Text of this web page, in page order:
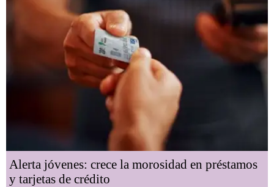
Alerta jóvenes: crece la morosidad en préstamos
y tarjetas de crédito